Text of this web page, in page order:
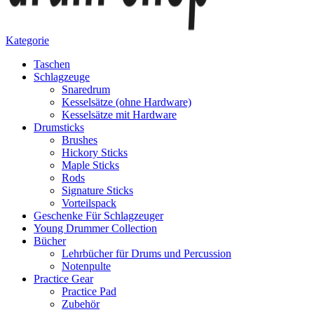
Kategorie
Taschen
Schlagzeuge
Snaredrum
Kesselsätze (ohne Hardware)
Kesselsätze mit Hardware
Drumsticks
Brushes
Hickory Sticks
Maple Sticks
Rods
Signature Sticks
Vorteilspack
Geschenke Für Schlagzeuger
Young Drummer Collection
Bücher
Lehrbücher für Drums und Percussion
Notenpulte
Practice Gear
Practice Pad
Zubehör